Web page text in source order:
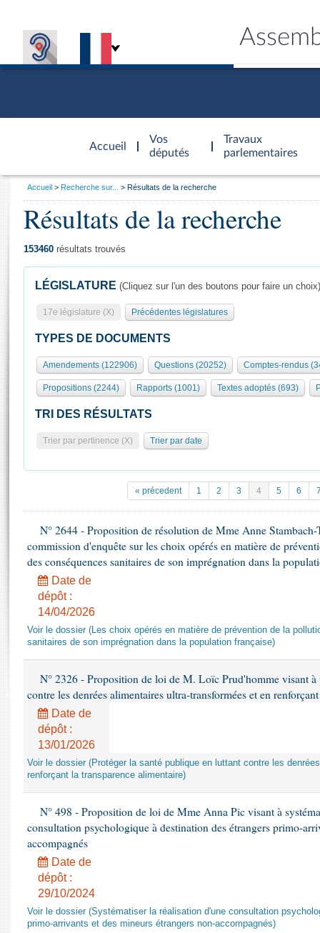
Accueil
d'accueil
Vos
députés
Travaux
parlementaires
Présidence
577 députés
Groupes politiques
Séance publique
Commissions et autres organes
Europe et International
Pétitions
Projets de loi
Propositions de loi
Amendements
Textes adoptés
Rapports d'information
Rapports d'enquête
Rapports législatifs
Rapports sur l'application des lois
Baromètre de l’application des lois
Dossiers législatifs
Questions écrites et orales
Général
Rôle et pouvoirs de l'Assemblée
Organisation de l'Assemblée
Présidence Conférence des Présidents Bureau Collège des
Statistiques et chiffres clés
Documents de référence
( Constitution | Règlement de l'Assemblée ... )
Juniors
Anciennes législatures
Liens vers les sites publics
Visiter l'Assemblée
Visite virtuelle du palais Bourbon
Assister à une séance
Contacts et plan d'accès
Photos libres de droit
Vous
Accueil Recherche sur... Résultats de la recherche
Résultats de la recherche
153460 résultats trouvés
LÉGISLATURE (Cliquez sur l'un des boutons pour faire un choix)
17e législature (X) Précédentes législatures
TYPES DE DOCUMENTS
Amendements (122906) Questions (20252) Comptes-rendus
Propositions (2244) Rapports (1001) Textes adoptés (693)
TRI DES RÉSULTATS
Trier par pertinence (X) Trier par date
« précedent 1 2 3 4 5 6
N° 2644 - Proposition de résolution de Mme Anne
commission d'enquête sur les choix opérés en matière de
des conséquences sanitaires de son imprégnation dans la
Date de
dépôt :
14/04/2026
Voir le dossier (Les choix opérés en matière de prévention de la
sanitaires de son imprégnation dans la population française)
N° 2326 - Proposition de loi de M. Loïc Prud'homme visant
contre les denrées alimentaires ultra-transformées et en
Date de
dépôt :
13/01/2026
Voir le dossier (Protéger la santé publique en luttant contre les
renforçant la transparence alimentaire)
N° 498 - Proposition de loi de Mme Anna Pic visant à
consultation psychologique à destination des étrangers primo-
accompagnés
Date de
dépôt :
29/10/2024
Voir le dossier (Systématiser la réalisation d'une consultation
primo-arrivants et des mineurs étrangers non-accompagnés)